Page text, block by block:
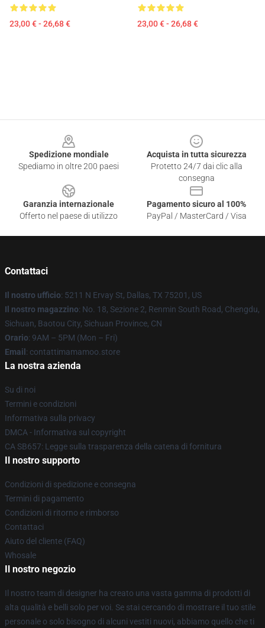
23,00 € - 26,68 € 23,00 € - 26,68 €
Spedizione mondiale
Spediamo in oltre 200 paesi
Acquista in tutta sicurezza
Protetto 24/7 dai clic alla
consegna
Garanzia internazionale
Offerto nel paese di utilizzo
Pagamento sicuro al 100%
PayPal / MasterCard / Visa
Contattaci
Il nostro ufficio: 5211 N Ervay St, Dallas, TX 75201, US
Il nostro magazzino: No. 18, Sezione 2, Renmin South Road, Chengdu,
Sichuan, Baotou City, Sichuan Province, CN
Orario: 9AM – 5PM (Mon – Fri)
Email : contattimamamoo.store
La nostra azienda
Su di noi
Termini e condizioni
Informativa sulla privacy
DMCA - Informativa sul copyright
CA SB657: Legge sulla trasparenza della catena di fornitura
Il nostro supporto
Condizioni di spedizione e consegna
Termini di pagamento
Condizioni di ritorno e rimborso
Contattaci
Aiuto del cliente (FAQ)
Whosale
Il nostro negozio
Il nostro team di designer ha creato una vasta gamma di prodotti di
alta qualità e belli solo per voi. Se stai cercando di mostrare il tuo stile
personale o solo bisogno di alcuni vestiti nuovi, abbiamo quello che ti